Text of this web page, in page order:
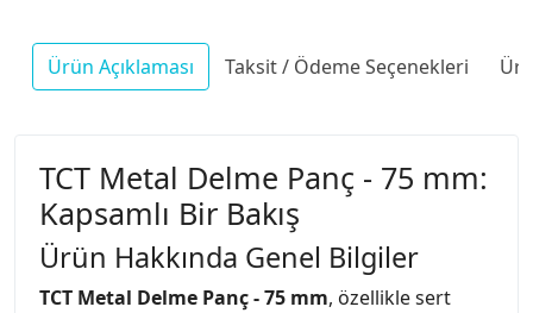
Ürün Açıklaması Taksit / Ödeme Seçenekleri
TCT Metal Delme Panç - 75 mm:
Kapsamlı Bir Bakış
Ürün Hakkında Genel Bilgiler
TCT Metal Delme Panç - 75 mm, özellikle sert